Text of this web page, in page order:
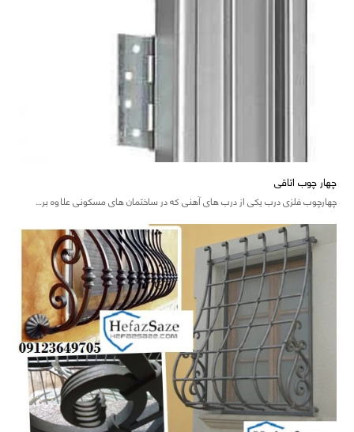
چهار چوب اتاقی
چهارچوب فلزی درب یکی از درب های آهنی که در ساختمان های مسکونی علاوه بر…